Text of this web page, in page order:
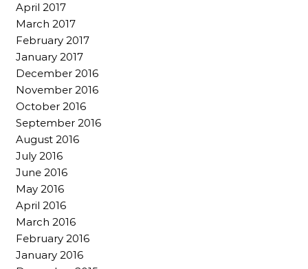
April 2017
March 2017
February 2017
January 2017
December 2016
November 2016
October 2016
September 2016
August 2016
July 2016
June 2016
May 2016
April 2016
March 2016
February 2016
January 2016